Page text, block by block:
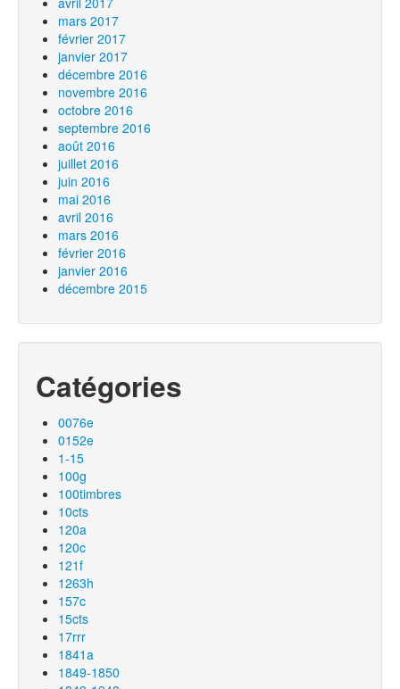
mars 2017
février 2017
janvier 2017
décembre 2016
novembre 2016
octobre 2016
septembre 2016
août 2016
juillet 2016
juin 2016
mai 2016
avril 2016
mars 2016
février 2016
janvier 2016
décembre 2015
Catégories
0076e
0152e
1-15
100g
100timbres
10cts
120a
120c
121f
1263h
157c
15cts
17rrr
1841a
1849-1850